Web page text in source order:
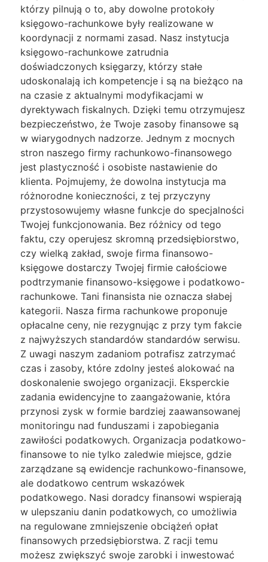
którzy pilnują o to, aby dowolne protokoły
księgowo-rachunkowe były realizowane w
koordynacji z normami zasad. Nasz instytucja
księgowo-rachunkowe zatrudnia
doświadczonych księgarzy, którzy stałe
udoskonalają ich kompetencje i są na bieżąco na
na czasie z aktualnymi modyfikacjami w
dyrektywach fiskalnych. Dzięki temu otrzymujesz
bezpieczeństwo, że Twoje zasoby finansowe są
w wiarygodnych nadzorze. Jednym z mocnych
stron naszego firmy rachunkowo-finansowego
jest plastyczność i osobiste nastawienie do
klienta. Pojmujemy, że dowolna instytucja ma
różnorodne konieczności, z tej przyczyny
przystosowujemy własne funkcje do specjalności
Twojej funkcjonowania. Bez różnicy od tego
faktu, czy operujesz skromną przedsiębiorstwo,
czy wielką zakład, swoje firma finansowo-
księgowe dostarczy Twojej firmie całościowe
podtrzymanie finansowo-księgowe i podatkowo-
rachunkowe. Tani finansista nie oznacza słabej
kategorii. Nasza firma rachunkowe proponuje
opłacalne ceny, nie rezygnując z przy tym fakcie
z najwyższych standardów standardów serwisu.
Z uwagi naszym zadaniom potrafisz zatrzymać
czas i zasoby, które zdolny jesteś alokować na
doskonalenie swojego organizacji. Eksperckie
zadania ewidencyjne to zaangażowanie, która
przynosi zysk w formie bardziej zaawansowanej
monitoringu nad funduszami i zapobiegania
zawiłości podatkowych. Organizacja podatkowo-
finansowe to nie tylko zaledwie miejsce, gdzie
zarządzane są ewidencje rachunkowo-finansowe,
ale dodatkowo centrum wskazówek
podatkowego. Nasi doradcy finansowi wspierają
w ulepszaniu danin podatkowych, co umożliwia
na regulowane zmniejszenie obciążeń opłat
finansowych przedsiębiorstwa. Z racji temu
możesz zwiększyć swoje zarobki i inwestować